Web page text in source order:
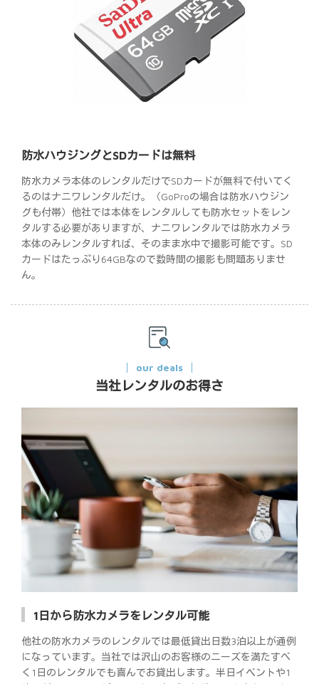
防水ハウジングとSDカードは無料
防水カメラ本体のレンタルだけでSDカードが無料で付いてく
るのはナニワレンタルだけ。（GoProの場合は防水ハウジン
グも付帯）他社では本体をレンタルしても防水セットをレン
タルする必要がありますが、ナニワレンタルでは防水カメラ
本体のみレンタルすれば、そのまま水中で撮影可能です。SD
カードはたっぷり64GBなので数時間の撮影も問題ありませ
ん。
our deals
当社レンタルのお得さ
1日から防水カメラをレンタル可能
他社の防水カメラのレンタルでは最低貸出日数3泊以上が通例
になっています。当社では沢山のお客様のニーズを満たすべ
く1日のレンタルでも喜んでお貸出します。半日イベントや1